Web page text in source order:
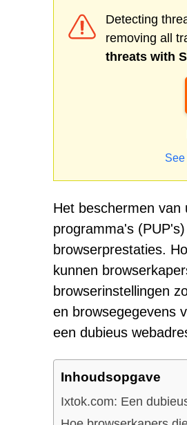
Detecting
removing all
threats with
Het beschermen van
programma's
browserprestaties.
kunnen
browserinstellingen
en browsegegevens
een dubieus
Inhoudsopgave
Ixtok.com: Een